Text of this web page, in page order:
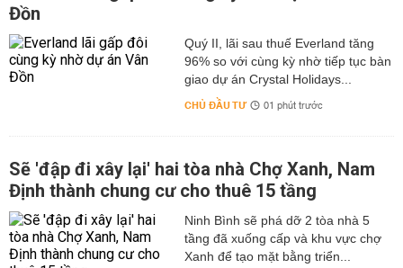
Đồn
Quý II, lãi sau thuế Everland tăng
96% so với cùng kỳ nhờ tiếp tục bàn
giao dự án Crystal Holidays...
CHỦ ĐẦU TƯ 01 phút trước
Sẽ 'đập đi xây lại' hai tòa nhà Chợ Xanh, Nam
Định thành chung cư cho thuê 15 tầng
Ninh Bình sẽ phá dỡ 2 tòa nhà 5
tầng đã xuống cấp và khu vực chợ
Xanh để tạo mặt bằng triển...